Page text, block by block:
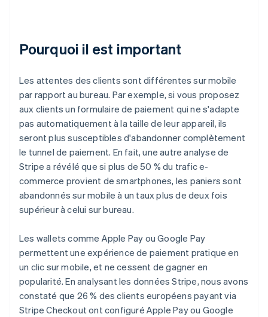
Pourquoi il est important
Les attentes des clients sont différentes sur mobile
par rapport au bureau. Par exemple, si vous proposez
aux clients un formulaire de paiement qui ne s'adapte
pas automatiquement à la taille de leur appareil, ils
seront plus susceptibles d'abandonner complètement
le tunnel de paiement. En fait, une autre analyse de
Stripe a révélé que si plus de 50 % du trafic e-
commerce provient de smartphones, les paniers sont
abandonnés sur mobile à un taux plus de deux fois
supérieur à celui sur bureau.
Les wallets comme Apple Pay ou Google Pay
permettent une expérience de paiement pratique en
un clic sur mobile, et ne cessent de gagner en
popularité. En analysant les données Stripe, nous avons
constaté que 26 % des clients européens payant via
Stripe Checkout ont configuré Apple Pay ou Google